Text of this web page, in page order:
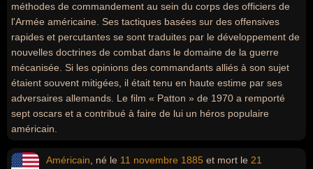
méthodes de commandement au sein du corps des officiers de
l'Armée américaine. Ses tactiques basées sur des offensives
rapides et percutantes se sont traduites par le développement de
nouvelles doctrines de combat dans le domaine de la guerre
mécanisée. Si les opinions des commandants alliés à son sujet
étaient souvent mitigées, il était tenu en haute estime par ses
adversaires allemands. Le film « Patton » de 1970 a remporté
sept oscars et a contribué à faire de lui un héros populaire
américain.
Américain , né le 11 novembre 1885 et mort le 21